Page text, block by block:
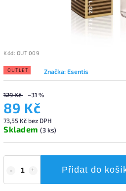
Kód: OUT 009
OUTLET Značka:Esentis
129 Kč –31 %
89 Kč
73,55 Kč bez DPH
Skladem (3 ks)
Přidat do